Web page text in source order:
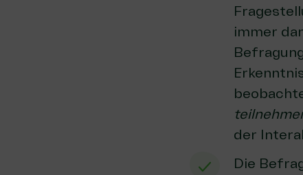
immer
der
Die